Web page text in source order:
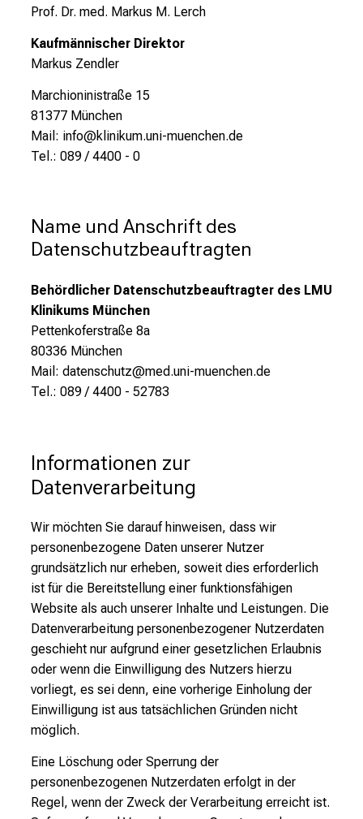
Prof. Dr. med. Markus M. Lerch
Kaufmännischer Direktor
Markus Zendler
Marchioninistraße 15
81377 München
Mail: info@klinikum.uni-muenchen.de
Tel.: 089 / 4400 - 0
Name und Anschrift des
Datenschutzbeauftragten
Behördlicher Datenschutzbeauftragter des LMU
Klinikums München
Pettenkoferstraße 8a
80336 München
Mail: datenschutz@med.uni-muenchen.de
Tel.: 089 / 4400 - 52783
Informationen zur
Datenverarbeitung
Wir möchten Sie darauf hinweisen, dass wir
personenbezogene Daten unserer Nutzer
grundsätzlich nur erheben, soweit dies erforderlich
ist für die Bereitstellung einer funktionsfähigen
Website als auch unserer Inhalte und Leistungen. Die
Datenverarbeitung personenbezogener Nutzerdaten
geschieht nur aufgrund einer gesetzlichen Erlaubnis
oder wenn die Einwilligung des Nutzers hierzu
vorliegt, es sei denn, eine vorherige Einholung der
Einwilligung ist aus tatsächlichen Gründen nicht
möglich.
Eine Löschung oder Sperrung der
personenbezogenen Nutzerdaten erfolgt in der
Regel, wenn der Zweck der Verarbeitung erreicht ist.